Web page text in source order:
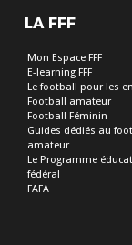
LA FFF
Mon Espace FFF
E-learning FFF
Le football pour les
Football amateur
Football Féminin
Guides dédiés au
amateur
Le Programme
fédéral
FAFA